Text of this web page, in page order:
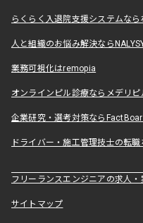
らくらく入退院支援システムなら
人と組織のお悩み解決なら
業務可視化はremopia
オンラインピル診療ならメデリピ
企業研究・選考対策なら
ドライバー・施工管理技士の転
フリーランスエンジニアの求人・
サイトマップ